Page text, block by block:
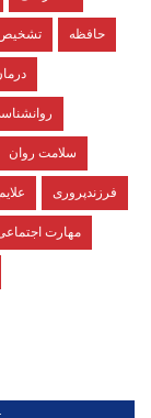
حافظه
سلامت روان
فرزندپروری
مهارت
reserved